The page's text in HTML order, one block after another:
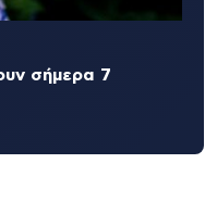
σήμερα 7